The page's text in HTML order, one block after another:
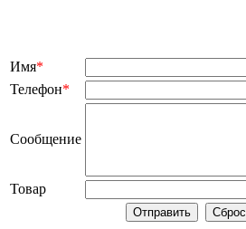
Имя*
Телефон*
Сообщение
Товар